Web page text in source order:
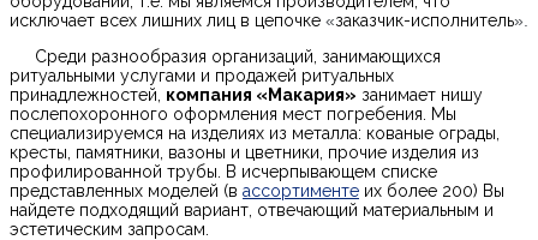
исключает всех лишних лиц в цепочке «заказчик-исполнитель».
Среди разнообразия организаций, занимающихся
ритуальными услугами и продажей ритуальных
принадлежностей, компания «Макария» занимает нишу
послепохоронного оформления мест погребения. Мы
специализируемся на изделиях из металла: кованые ограды,
кресты, памятники, вазоны и цветники, прочие изделия из
профилированной трубы. В исчерпывающем списке
представленных моделей (в ассортименте их более 200) Вы
найдете подходящий вариант, отвечающий материальным и
эстетическим запросам.